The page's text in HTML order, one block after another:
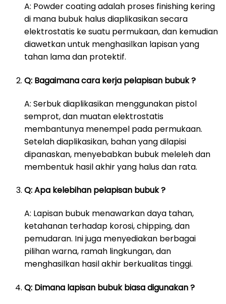
A: Powder coating adalah proses finishing kering
di mana bubuk halus diaplikasikan secara
elektrostatis ke suatu permukaan, dan kemudian
diawetkan untuk menghasilkan lapisan yang
tahan lama dan protektif.
Q: Bagaimana cara kerja pelapisan bubuk ?
A: Serbuk diaplikasikan menggunakan pistol
semprot, dan muatan elektrostatis
membantunya menempel pada permukaan.
Setelah diaplikasikan, bahan yang dilapisi
dipanaskan, menyebabkan bubuk meleleh dan
membentuk hasil akhir yang halus dan rata.
Q: Apa kelebihan pelapisan bubuk ?
A: Lapisan bubuk menawarkan daya tahan,
ketahanan terhadap korosi, chipping, dan
pemudaran. Ini juga menyediakan berbagai
pilihan warna, ramah lingkungan, dan
menghasilkan hasil akhir berkualitas tinggi.
Q: Dimana lapisan bubuk biasa digunakan ?